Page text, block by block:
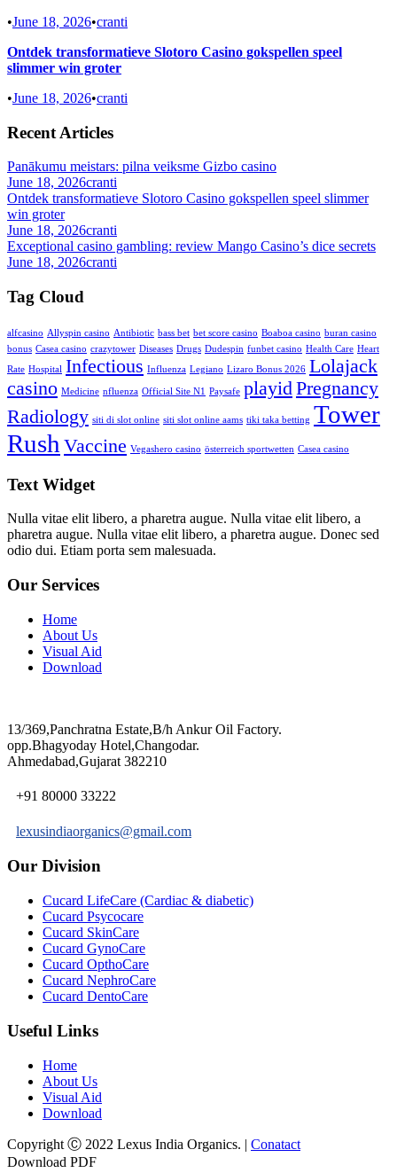
•June 18, 2026•cranti
Ontdek transformatieve Slotoro Casino gokspellen speel
slimmer win groter
•June 18, 2026•cranti
Recent Articles
Panākumu meistars: pilna veiksme Gizbo casino
June 18, 2026cranti
Ontdek transformatieve Slotoro Casino gokspellen speel slimmer
win groter
June 18, 2026cranti
Exceptional casino gambling: review Mango Casino’s dice secrets
June 18, 2026cranti
Tag Cloud
alfcasino Allyspin casino Antibiotic bass bet bet score casino Boaboa casino buran casino
bonus Casea casino crazytower Diseases Drugs Dudespin funbet casino Health Care Heart
Rate Hospital Infectious Influenza Legiano Lizaro Bonus 2026 Lolajack
casino Medicine nfluenza Official Site N1 Paysafe playidPregnancy
Radiology siti di slot online siti slot online aams tiki taka betting Tower
Rush Vaccine Vegashero casino österreich sportwetten Сasea casino
Text Widget
Nulla vitae elit libero, a pharetra augue. Nulla vitae elit libero, a
pharetra augue. Nulla vitae elit libero, a pharetra augue. Donec sed
odio dui. Etiam porta sem malesuada.
Our Services
Home
About Us
Visual Aid
Download
13/369,Panchratna Estate,B/h Ankur Oil Factory.
opp.Bhagyoday Hotel,Changodar.
Ahmedabad,Gujarat 382210
+91 80000 33222
lexusindiaorganics@gmail.com
Our Division
Cucard LifeCare (Cardiac & diabetic)
Cucard Psycocare
Cucard SkinCare
Cucard GynoCare
Cucard OpthoCare
Cucard NephroCare
Cucard DentoCare
Useful Links
Home
About Us
Visual Aid
Download
Copyright Ⓒ 2022 Lexus India Organics. | Conatact
Download PDF